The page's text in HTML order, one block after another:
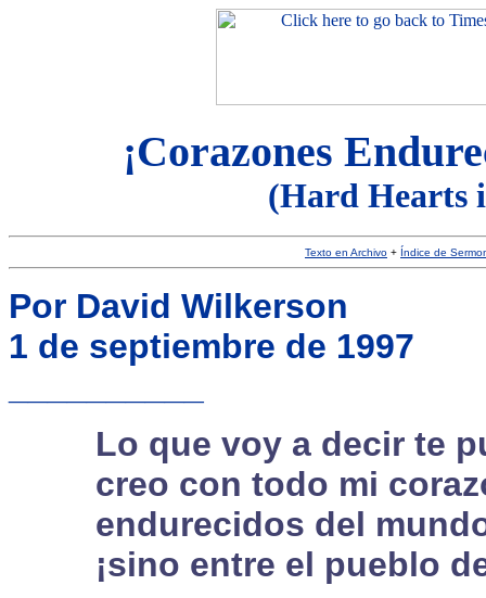
¡Corazones
(Hard Hearts
Texto en Archivo + Índice de
Por David Wilkerson
1 de septiembre de 1997
Lo que voy a decir te
creo con todo mi
endurecidos del
¡sino entre el pueblo